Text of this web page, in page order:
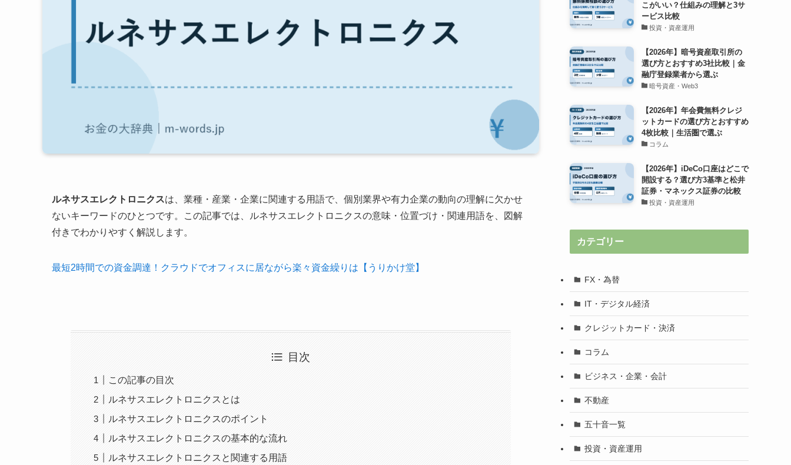
ルネサスエレクトロニクスは、業種・産業・企業に関連する用語で、個別業界や有力企業の動向の理解に欠かせ
ないキーワードのひとつです。この記事では、ルネサスエレクトロニクスの意味・位置づけ・関連用語を、図解
付きでわかりやすく解説します。
最短2時間での資金調達！クラウドでオフィスに居ながら楽々資金繰りは【うりかけ堂】
目次
この記事の目次
ルネサスエレクトロニクスとは
ルネサスエレクトロニクスのポイント
ルネサスエレクトロニクスの基本的な流れ
ルネサスエレクトロニクスと関連する用語
こがいい？仕組みの理解と3サ
ービス比較
投資・資産運用
【2026年】暗号資産取引所の
選び方とおすすめ3社比較｜金
融庁登録業者から選ぶ
暗号資産・Web3
【2026年】年会費無料クレジ
ットカードの選び方とおすすめ
4枚比較｜生活圏で選ぶ
コラム
【2026年】iDeCo口座はどこで
開設する？選び方3基準と松井
証券・マネックス証券の比較
投資・資産運用
カテゴリー
FX・為替
IT・デジタル経済
クレジットカード・決済
コラム
ビジネス・企業・会計
不動産
五十音一覧
投資・資産運用